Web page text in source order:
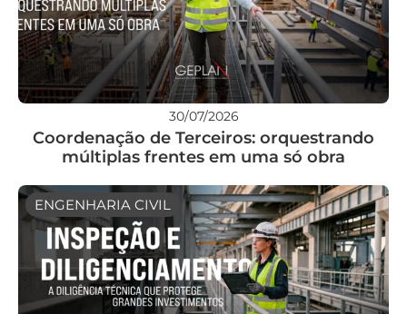
30/07/2026
Coordenação de Terceiros: orquestrando
múltiplas frentes em uma só obra
ENGENHARIA CIVIL